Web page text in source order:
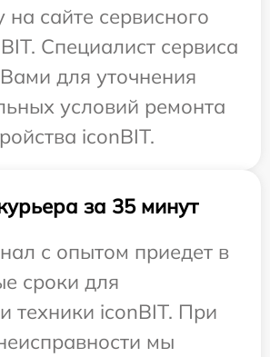
на сайте сервисного
Специалист сервиса
для уточнения
условий ремонта
iconBIT.
за 35 минут
с опытом приедет в
сроки для
техники iconBIT. При
мы